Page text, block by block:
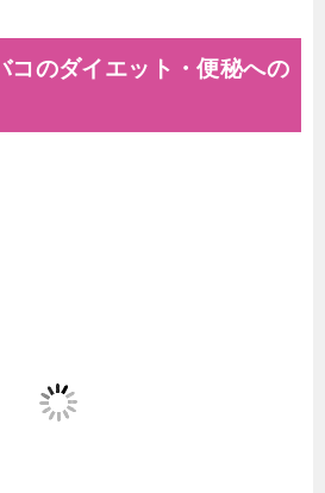
コのダイエット・便秘への